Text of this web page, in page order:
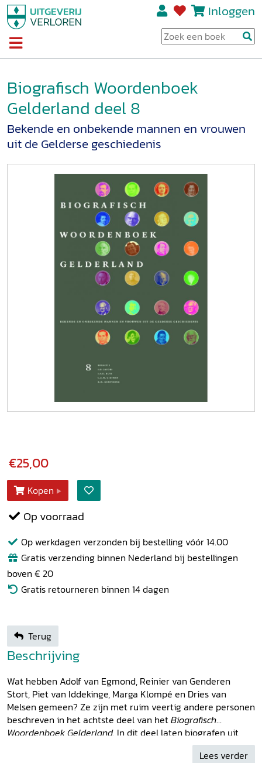
Inloggen
Biografisch Woordenboek
Gelderland deel 8
Bekende en onbekende mannen en vrouwen
uit de Gelderse geschiedenis
€25,00
Kopen
Op voorraad
Op werkdagen verzonden bij bestelling vóór 14.00
Gratis verzending binnen Nederland bij bestellingen
boven € 20
Gratis retourneren binnen 14 dagen
Terug
Beschrijving
Wat hebben Adolf van Egmond, Reinier van Genderen
Stort, Piet van Iddekinge, Marga Klompé en Dries van
Melsen gemeen? Ze zijn met ruim veertig andere personen
beschreven in het achtste deel van hetBiografisch
Woordenboek Gelderland. In dit deel laten biografen uit
Gelderland en daarbuiten hun licht schijnen over de levens
van belangwekkende mannen en vrouwen uit de Gelderse
Lees verder